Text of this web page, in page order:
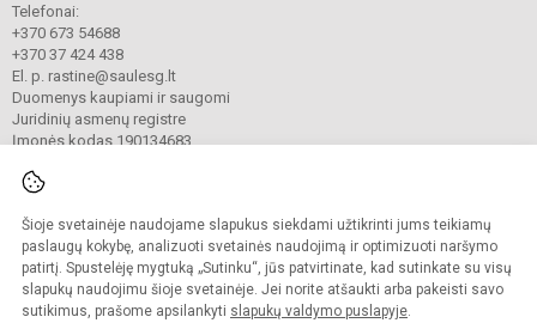
Šioje svetainėje naudojame slapukus siekdami užtikrinti jums teikiamų
paslaugų kokybę, analizuoti svetainės naudojimą ir optimizuoti naršymo
patirtį. Spustelėję mygtuką „Sutinku“, jūs patvirtinate, kad sutinkate su visų
slapukų naudojimu šioje svetainėje. Jei norite atšaukti arba pakeisti savo
sutikimus, prašome apsilankyti slapukų valdymo puslapyje.
Telefonai:
+370 673 54688
+370 37 424 438
El. p. rastine@saulesg.lt
Duomenys kaupiami ir saugomi
Juridinių asmenų registre
Įmonės kodas 190134683
© 2023 Kauno „Saulės“ gimnazija. Visos teisės saugomos.
Kopijuoti turinį be raštiško gimnazijos sutikimo griežtai draudžiama.
Prieinamumo paraiška Slapukų valdymas
Sumanus būdas atnaujinti